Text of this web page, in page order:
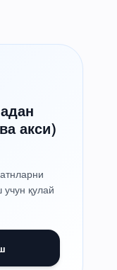
акси)
қулай